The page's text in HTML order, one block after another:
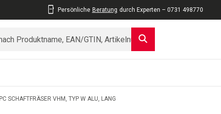
Persönliche Beratung durch Experten – 0731 498770
SCHAFTFRÄSER VHM, TYP W ALU, LANG